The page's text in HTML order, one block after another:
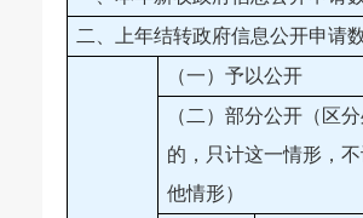
二、上年结转政府信息公开申请
（一）予以公开
（二）部分公开（区
的，只计这一情形，
他情形）